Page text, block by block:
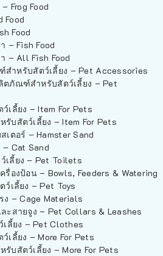
Frog Food
Food
Food
– Fish Food
– All Fish Food
ำหรับสัตว์เลี้ยง – Pet Accessories
ตภัณฑ์สำหรับสัตว์เลี้ยง – Pet
เลี้ยง – Item For Pets
รับสัตว์เลี้ยง – Item For Pets
เตอร์ – Hamster Sand
Cat Sand
เลี้ยง – Pet Toilets
รื่องป้อน – Bowls, Feeders & Watering
ว์เลี้ยง – Pet Toys
ง – Cage Materials
ะสายจูง – Pet Collars & Leashes
เลี้ยง – Pet Clothes
เลี้ยง – More For Pets
รับสัตว์เลี้ยง – More For Pets